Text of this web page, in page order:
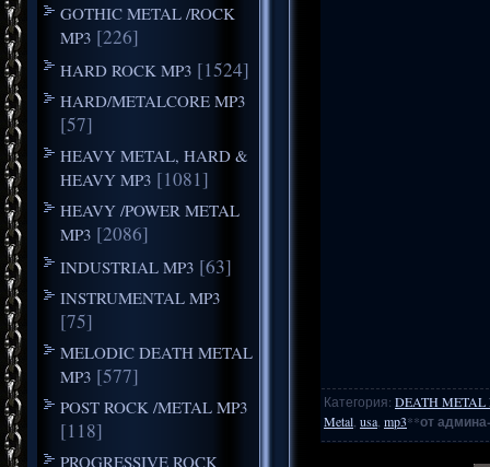
GOTHIC METAL /ROCK
MP3 [226]
HARD ROCK MP3 [1524]
HARD/METALCORE MP3
[57]
HEAVY METAL, HARD &
HEAVY MP3 [1081]
HEAVY /POWER METAL
MP3 [2086]
INDUSTRIAL MP3 [63]
INSTRUMENTAL MP3
[75]
MELODIC DEATH METAL
MP3 [577]
POST ROCK /METAL MP3
[118]
PROGRESSIVE ROCK
Категория: DEATH METAL
Metal usa mp3**от админа-